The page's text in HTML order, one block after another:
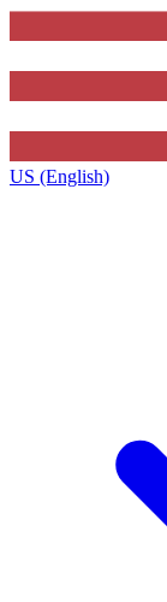
US (English)